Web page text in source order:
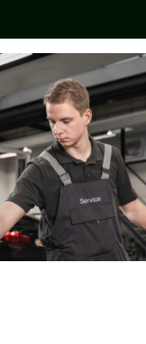
Garantie
Leasing
in der